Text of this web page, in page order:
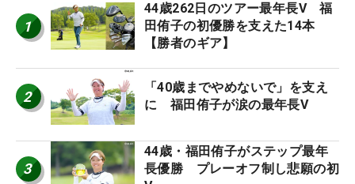
1
44歳262日のツアー最年長V 福
田侑子の初優勝を支えた14本
【勝者のギア】
2
「40歳までやめないで」を支え
に 福田侑子が涙の最年長V
3
44歳・福田侑子がステップ最年
長優勝 プレーオフ制し悲願の初